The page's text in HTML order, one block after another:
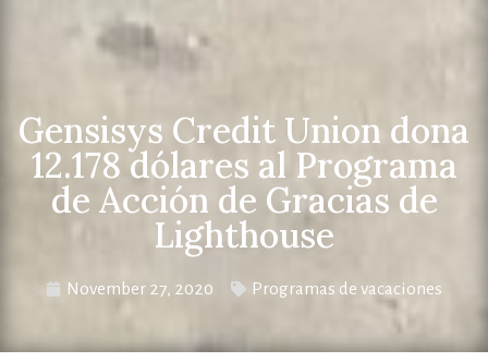
Gensisys Credit Union dona
12.178 dólares al Programa
de Acción de Gracias de
Lighthouse
November 27, 2020 Programas de vacaciones